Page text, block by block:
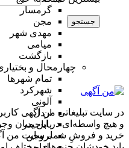
گرمسار
مجن
مهدی شهر
میامی
بازگشت
چهارمحال و
تمام شهر‌ها
شهرکرد
آلونی
اردل
باباحیدر
بروجن
جستجو
در سایت تبلیغاتی من آگهی
و هیچ واسطه‌ای در این میان
خرید و فروشِ شما، سایت من